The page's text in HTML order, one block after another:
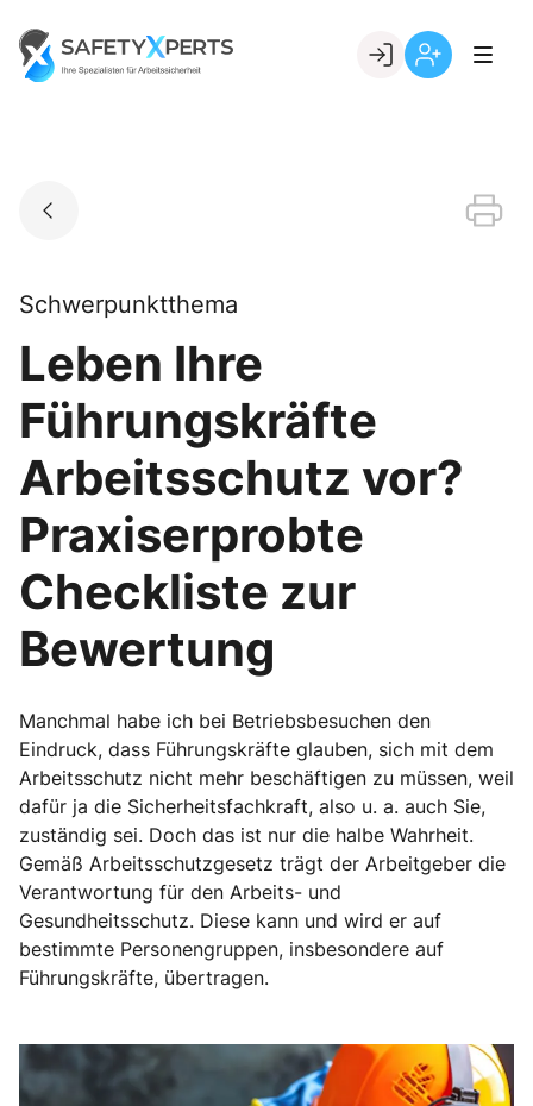
content
Go to landing page.
Schwerpunktthema
Leben Ihre
Führungskräfte
Arbeitsschutz vor?
Praxiserprobte
Checkliste zur
Bewertung
Manchmal habe ich bei Betriebsbesuchen den
Eindruck, dass Führungskräfte glauben, sich mit dem
Arbeitsschutz nicht mehr beschäftigen zu müssen, weil
dafür ja die Sicherheitsfachkraft, also u. a. auch Sie,
zuständig sei. Doch das ist nur die halbe Wahrheit.
Gemäß Arbeitsschutzgesetz trägt der Arbeitgeber die
Verantwortung für den Arbeits- und
Gesundheitsschutz. Diese kann und wird er auf
bestimmte Personengruppen, insbesondere auf
Führungskräfte, übertragen.